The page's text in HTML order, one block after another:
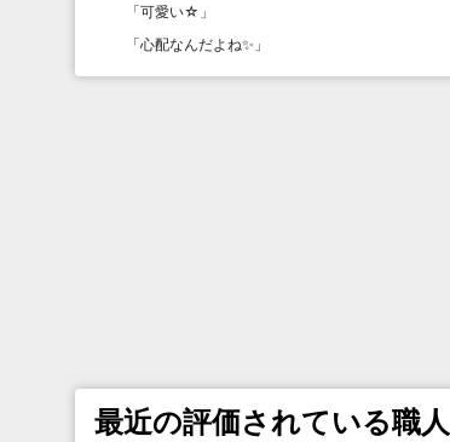
「可愛い☆ 」
「心配なんだよね✨ 」
最近の評価されている職人